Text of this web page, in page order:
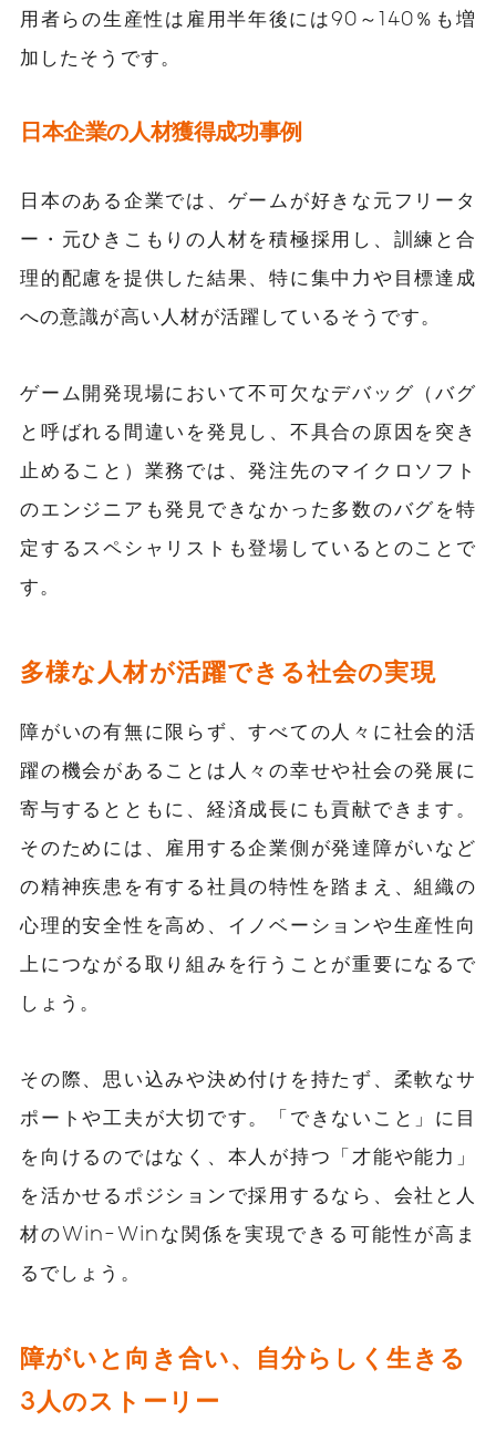
用者らの生産性は雇用半年後には90～140％も増
加したそうです。
日本企業の人材獲得成功事例
日本のある企業では、ゲームが好きな元フリータ
ー・元ひきこもりの人材を積極採用し、訓練と合
理的配慮を提供した結果、特に集中力や目標達成
への意識が高い人材が活躍しているそうです。
ゲーム開発現場において不可欠なデバッグ（バグ
と呼ばれる間違いを発見し、不具合の原因を突き
止めること）業務では、発注先のマイクロソフト
のエンジニアも発見できなかった多数のバグを特
定するスペシャリストも登場しているとのことで
す。
多様な人材が活躍できる社会の実現
障がいの有無に限らず、すべての人々に社会的活
躍の機会があることは人々の幸せや社会の発展に
寄与するとともに、経済成長にも貢献できます。
そのためには、雇用する企業側が発達障がいなど
の精神疾患を有する社員の特性を踏まえ、組織の
心理的安全性を高め、イノベーションや生産性向
上につながる取り組みを行うことが重要になるで
しょう。
その際、思い込みや決め付けを持たず、柔軟なサ
ポートや工夫が大切です。「できないこと」に目
を向けるのではなく、本人が持つ「才能や能力」
を活かせるポジションで採用するなら、会社と人
材のWin-Winな関係を実現できる可能性が高ま
るでしょう。
障がいと向き合い、自分らしく生きる
3人のストーリー